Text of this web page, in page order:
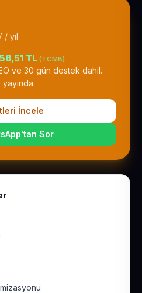
/ yıl
TL (TCMB)
ve 30 gün destek dahil.
İncele
Sor